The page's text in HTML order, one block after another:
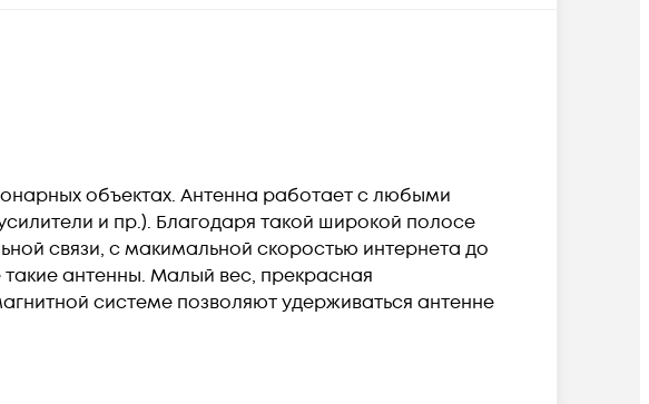
объектах. Антенна работает с любыми
и пр.). Благодаря такой широкой полосе
связи, с макимальной скоростью интернета до
антенны. Малый вес, прекрасная
системе позволяют удерживаться антенне